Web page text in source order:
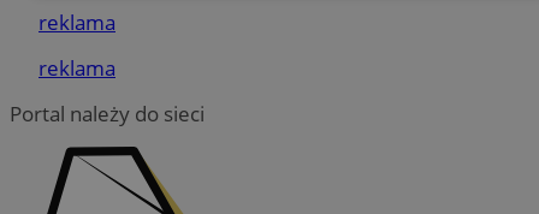
reklama
reklama
Portal należy do sieci